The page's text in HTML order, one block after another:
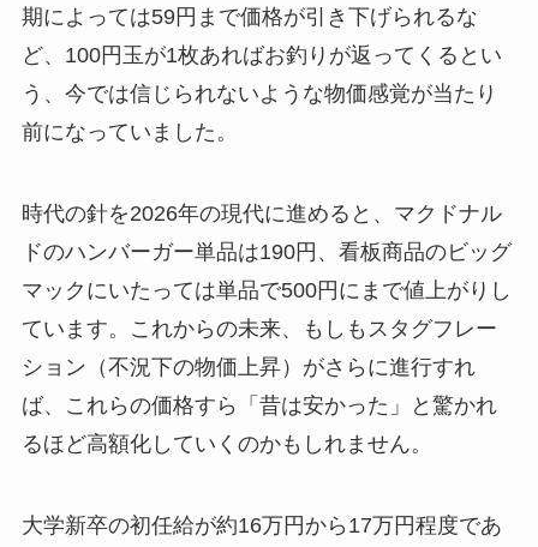
期によっては59円まで価格が引き下げられるな
ど、100円玉が1枚あればお釣りが返ってくるとい
う、今では信じられないような物価感覚が当たり
前になっていました。
時代の針を2026年の現代に進めると、マクドナル
ドのハンバーガー単品は190円、看板商品のビッグ
マックにいたっては単品で500円にまで値上がりし
ています。これからの未来、もしもスタグフレー
ション（不況下の物価上昇）がさらに進行すれ
ば、これらの価格すら「昔は安かった」と驚かれ
るほど高額化していくのかもしれません。
大学新卒の初任給が約16万円から17万円程度であ